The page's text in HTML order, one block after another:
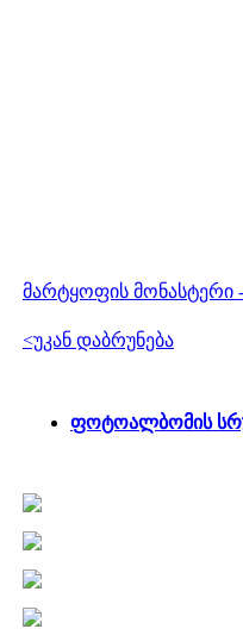
მარტყოფის
<უკან დაბრუნება
ფოტოალბომის